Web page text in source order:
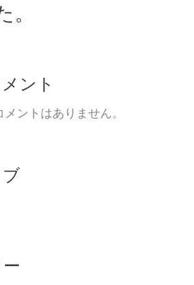
。
ント
ントはありません。